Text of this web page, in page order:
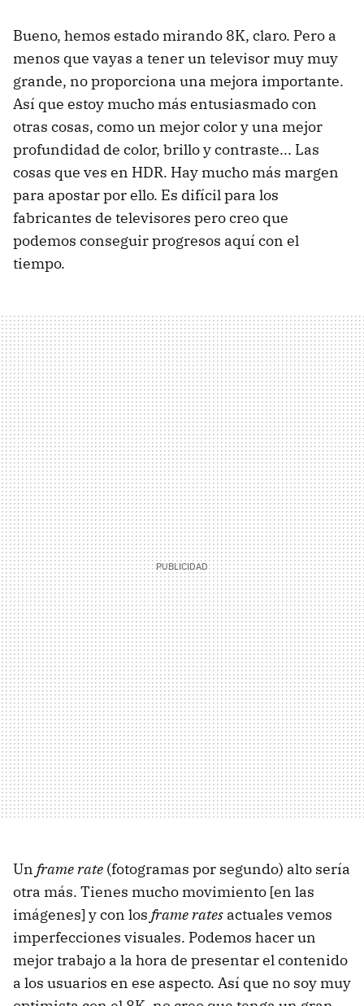
Bueno, hemos estado mirando 8K, claro. Pero a
menos que vayas a tener un televisor muy muy
grande, no proporciona una mejora importante.
Así que estoy mucho más entusiasmado con
otras cosas, como un mejor color y una mejor
profundidad de color, brillo y contraste... Las
cosas que ves en HDR. Hay mucho más margen
para apostar por ello. Es difícil para los
fabricantes de televisores pero creo que
podemos conseguir progresos aquí con el
tiempo.
Un frame rate (fotogramas por segundo) alto sería
otra más. Tienes mucho movimiento [en las
imágenes] y con los frame rates actuales vemos
imperfecciones visuales. Podemos hacer un
mejor trabajo a la hora de presentar el contenido
a los usuarios en ese aspecto. Así que no soy muy